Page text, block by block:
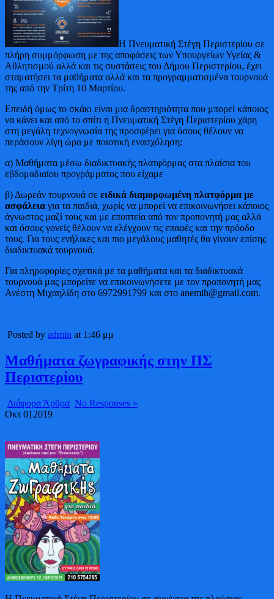
Η Πνευματική Στέγη Περιστερίου σε
πλήρη συμμόρφωση με της αποφάσεις των Υπουργείων Υγείας &
Αθλητισμού αλλά και τις συστάσεις του Δήμου Περιστερίου, έχει
σταματήσει τα μαθήματα αλλά και τα προγραμματισμένα τουρνουά
της από την Τρίτη 10 Μαρτίου.
Επειδή όμως το σκάκι είναι μια δραστηριότητα που μπορεί κάποιος
να κάνει και από το σπίτι η Πνευματική Στέγη Περιστερίου χάρη
στη μεγάλη τεχνογνωσία της προσφέρει για όσους θέλουν να
περάσουν λίγη ώρα με ποιοτική ενασχόληση:
α) Μαθήματα μέσω διαδικτυακής πλατφόρμας στα πλαίσια του
εβδομαδιαίου προγράμματος που είχαμε
β) Δωρεάν τουρνουά σε ειδικά διαμορφωμένη πλατφόρμα με
ασφάλεια για τα παιδιά, χωρίς να μπορεί να επικοινωνήσει κάποιος
άγνωστος μαζί τους και με εποπτεία από τον προπονητή μας αλλά
και όσους γονείς θέλουν να ελέγχουν τις επαφές και την πρόοδο
τους. Για τους ενήλικες και πιο μεγάλους μαθητές θα γίνουν επίσης
διαδικτυακά τουρνουά.
Για πληροφορίες σχετικά με τα μαθήματα και τα διαδικτυακά
τουρνουά μας μπορείτε να επικοινωνήσετε με τον προπονητή μας
Ανέστη Μιχαηλίδη στο 6972991799 και στο anemih@gmail.com.
Posted by admin at 1:46 μμ
Μαθήματα ζωγραφικής στην ΠΣ
Περιστερίου
Διάφορα Άρθρα No Responses »
Οκτ 01 2019